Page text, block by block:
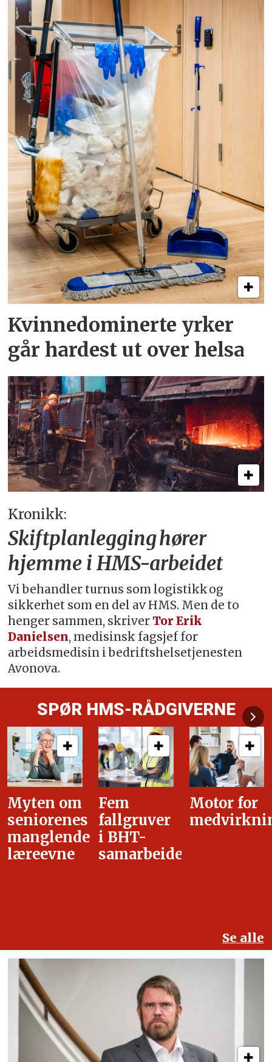
Kvinnedominerte yrker
går hardest ut over helsa
Kronikk:
Skiftplanlegging hører
hjemme i HMS-arbeidet
Vi behandler turnus som logistikk og
sikkerhet som en del av HMS. Men de to
henger sammen, skriver Tor Erik
Danielsen, medisinsk fagsjef for
arbeidsmedisin i bedriftshelsetjenesten
Avonova.
SPØR HMS-RÅDGIVERNE
Fem
fallgruver
i BHT-
samarbeidet
Motor for
medvirkning
i
Se alle